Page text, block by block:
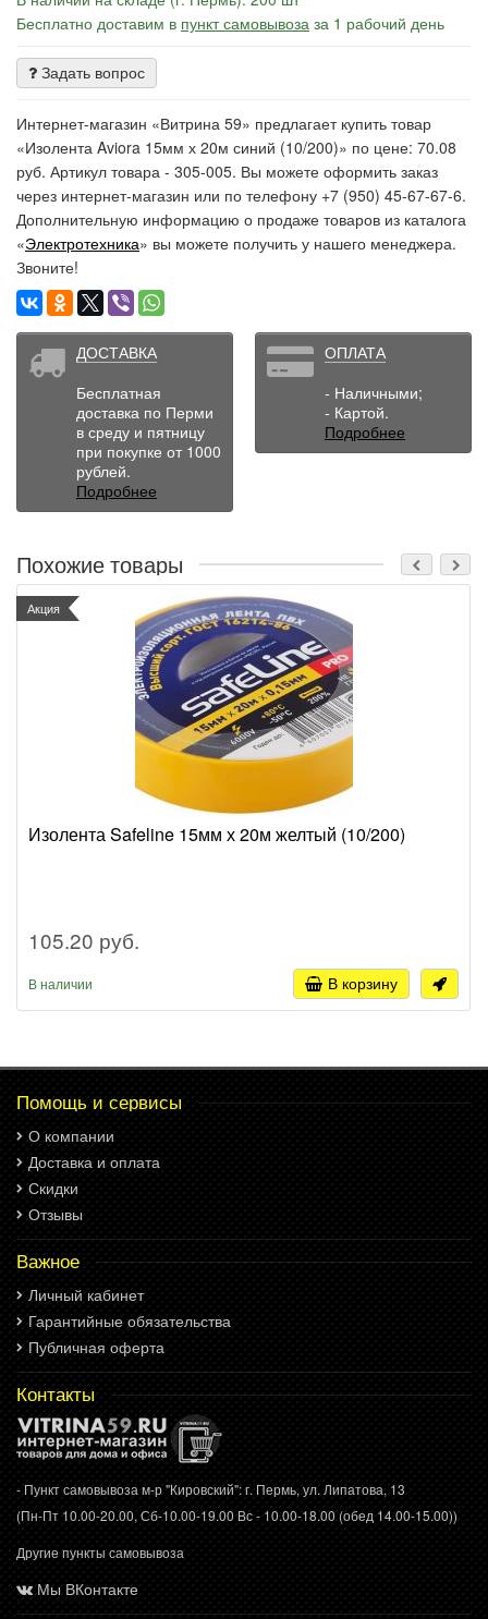
Бесплатно доставим в пункт самовывоза за 1 рабочий день
Задать вопрос
Интернет-магазин «Витрина 59» предлагает купить товар
«Изолента Aviora 15мм х 20м синий (10/200)» по цене: 70.08
руб. Артикул товара - 305-005. Вы можете оформить заказ
через интернет-магазин или по телефону +7 (950) 45-67-67-6.
Дополнительную информацию о продаже товаров из каталога
«Электротехника» вы можете получить у нашего менеджера.
Звоните!
ДОСТАВКА
Бесплатная
доставка по Перми
в среду и пятницу
при покупке от 1000
рублей.
Подробнее
ОПЛАТА
- Наличными;
- Картой.
Подробнее
Похожие товары
Акция
Изолента Safeline 15мм х 20м желтый (10/200)
105.20 руб.
В наличии В корзину
Помощь и сервисы
О компании
Доставка и оплата
Скидки
Отзывы
Важное
Личный кабинет
Гарантийные обязательства
Публичная оферта
Контакты
- Пункт самовывоза м-р "Кировский": г. Пермь, ул. Липатова, 13
(Пн-Пт 10.00-20.00, Сб-10.00-19.00 Вс - 10.00-18.00 (обед 14.00-15.00))
Другие пункты самовывоза
Мы ВКонтакте